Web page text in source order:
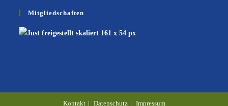
Mitgliedschaften
Kontakt Datenschutz Impressum